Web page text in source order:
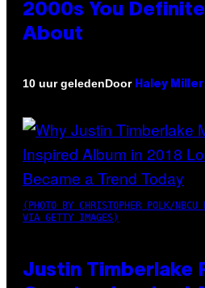
2000s You
About
10 uur geledenDoor Haley Miller
(PHOTO BY CHRISTOPHER POLK/NBCU
VIA GETTY IMAGES)
Justin Timberlake